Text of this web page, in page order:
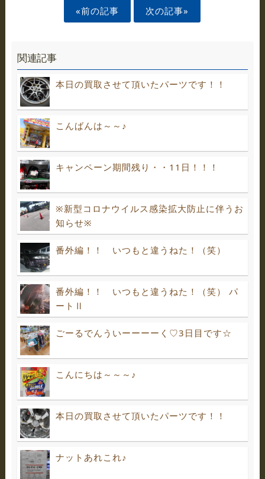
«前の記事 次の記事»
関連記事
本日の買取させて頂いたパーツです！！
こんばんは～～♪
キャンペーン期間残り・・11日！！！
※新型コロナウイルス感染拡大防止に伴うお
知らせ※
番外編！！ いつもと違うねた！（笑）
番外編！！ いつもと違うねた！（笑） パ
ートⅡ
ごーるでんういーーーーく♡3日目です☆
こんにちは～～～♪
本日の買取させて頂いたパーツです！！
ナットあれこれ♪